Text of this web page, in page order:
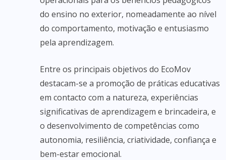
do ensino no exterior, nomeadamente ao nível
do comportamento, motivação e entusiasmo
pela aprendizagem.
Entre os principais objetivos do EcoMov
destacam-se a promoção de práticas educativas
em contacto com a natureza, experiências
significativas de aprendizagem e brincadeira, e
o desenvolvimento de competências como
autonomia, resiliência, criatividade, confiança e
bem-estar emocional.